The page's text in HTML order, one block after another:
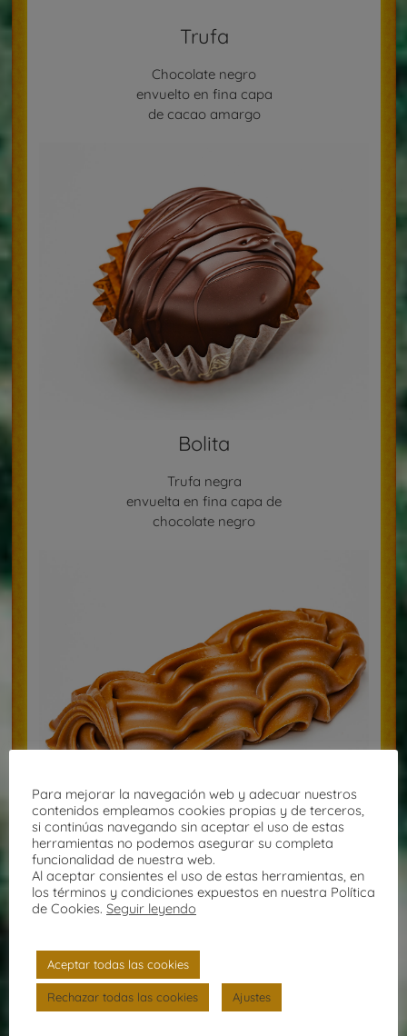
Trufa
Chocolate negro
envuelto en fina capa
de cacao amargo
Bolita
Trufa negra
envuelta en fina capa de
chocolate negro
Espiga
Chocolate con leche
con ligero toque a ron
Ver todos los Bombones
Para mejorar la navegación web y adecuar nuestros
contenidos empleamos cookies propias y de terceros,
si continúas navegando sin aceptar el uso de estas
herramientas no podemos asegurar su completa
funcionalidad de nuestra web.
Al aceptar consientes el uso de estas herramientas, en
los términos y condiciones expuestos en nuestra Política
de Cookies. Seguir leyendo
Aceptar todas las cookies
Rechazar todas las cookies Ajustes